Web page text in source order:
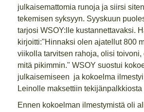
julkaisemattomia runoja ja siirsi
tekemisen syksyyn. Syyskuun
tarjosi WSOY:lle kustannettavaksi.
kirjoitti:"Hinnaksi olen ajatellut 800
viikolla tarvitsen rahoja, olisi toivoni,
mitä pikimmin." WSOY suostui
julkaisemiseen ja kokoelma
Leinolle maksettiin tekijänpalkkiosta
Ennen kokoelman ilmestymistä oli